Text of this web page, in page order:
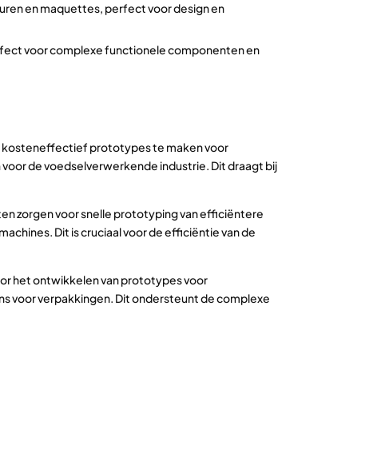
en maquettes, perfect voor design en
voor complexe functionele componenten en
kosteneffectief prototypes te maken voor
de voedselverwerkende industrie. Dit draagt bij
zorgen voor snelle prototyping van efficiëntere
Dit is cruciaal voor de efficiëntie van de
het ontwikkelen van prototypes voor
voor verpakkingen. Dit ondersteunt de complexe